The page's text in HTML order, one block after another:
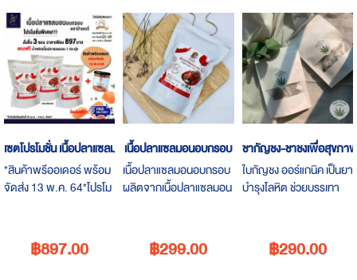
นำมาทาานได้ หลายวิธี
เช่น ทานเป็นอาหารทาน
เล่น,คลุกผงปรุงรสเพื่อ
เพิ่มรสชาติ หรือบด
ละเอียดโรยข้าวมีโอเมก้า 3
โปรตีนสูง แคลอรี่ต่ำบรรจุ
1 ซอง 40 กรัม มีตรา
ทานได้
เซตโปรโมชั่น เนื้อปลาแซลมอนอบกรอบ
*สินค้าพรีออเดอร์ พร้อม
จัดส่ง 13 พ.ค. 64*โปรโม
ซอง ราคาเพียง 897 บาท
แถมน้ำพริกเนื้อปลา
฿897.00
เนื้อปลาแซลมอนอบกรอบ
เนื้อปลาแซลมอนอบกรอบ
ผลิตจากเนื้อปลาแซลมอน
เด็กและผู้ใหญ่สามารถนำ
มาทาานได้ หลายวิธี เช่น
฿299.00
ชากัญชง-ชาชงเพื่อสุขภา
ใบกัญชง ออร์แกนิค เป็นยา
บำรุงโลหิต ช่วยบรรเทา
ลดอาการวิงเวียนศีรษะ
ปวดศีรษะหรือไมเกรน ช่วย
฿290.00